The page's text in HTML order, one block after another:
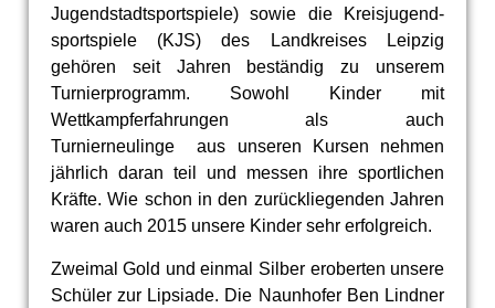
Jugendstadtsportspiele) sowie die Kreisjugend-
sportspiele (KJS) des Landkreises Leipzig
gehören seit Jahren beständig zu unserem
Turnierprogramm. Sowohl Kinder mit
Wettkampferfahrungen als auch
Turnierneulinge aus unseren Kursen nehmen
jährlich daran teil und messen ihre sportlichen
Kräfte. Wie schon in den zurückliegenden Jahren
waren auch 2015 unsere Kinder sehr erfolgreich.
Zweimal Gold und einmal Silber eroberten unsere
Schüler zur Lipsiade. Die Naunhofer Ben Lindner